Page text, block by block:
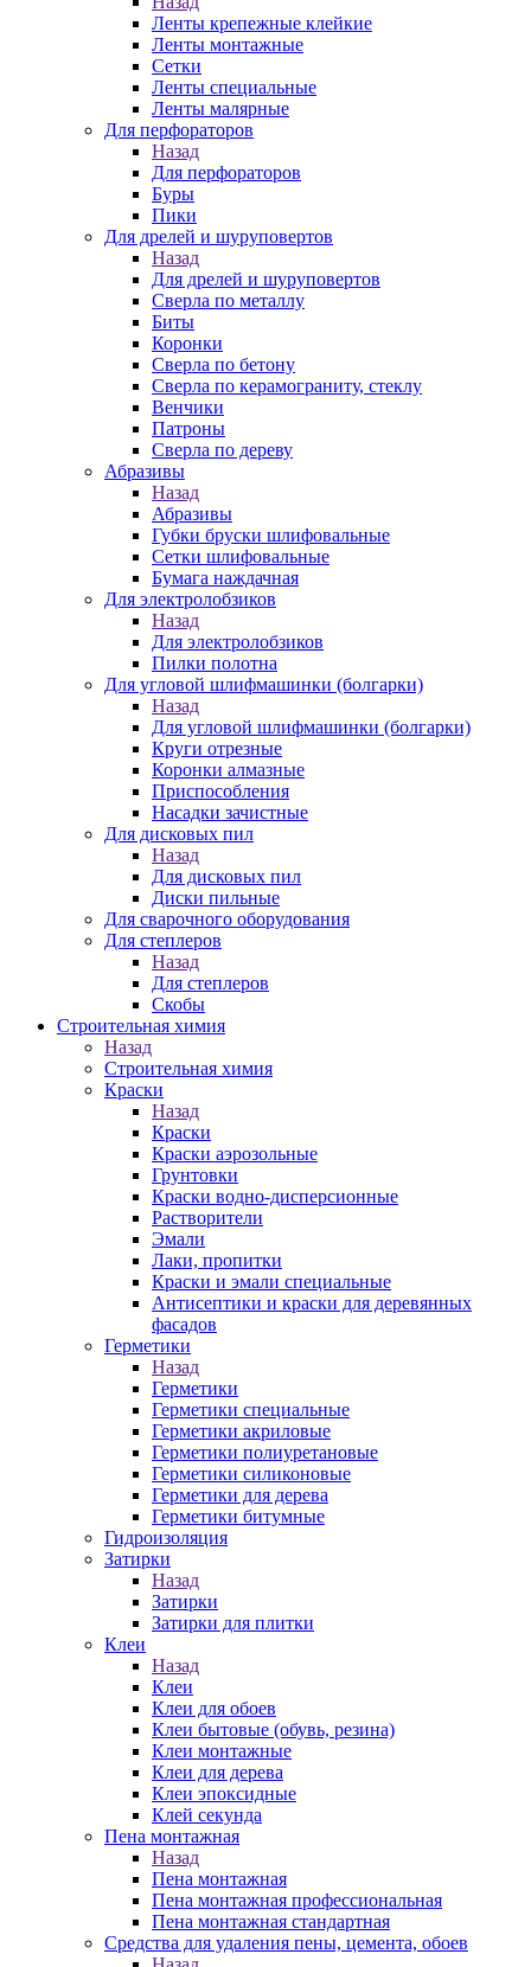
Ленты крепежные клейкие
Ленты монтажные
Сетки
Ленты специальные
Ленты малярные
Для перфораторов
Назад
Для перфораторов
Буры
Пики
Для дрелей и шуруповертов
Назад
Для дрелей и шуруповертов
Сверла по металлу
Биты
Коронки
Сверла по бетону
Сверла по керамограниту, стеклу
Венчики
Патроны
Сверла по дереву
Абразивы
Назад
Абразивы
Губки бруски шлифовальные
Сетки шлифовальные
Бумага наждачная
Для электролобзиков
Назад
Для электролобзиков
Пилки полотна
Для угловой шлифмашинки (болгарки)
Назад
Для угловой шлифмашинки (болгарки)
Круги отрезные
Коронки алмазные
Приспособления
Насадки зачистные
Для дисковых пил
Назад
Для дисковых пил
Диски пильные
Для сварочного оборудования
Для степлеров
Назад
Для степлеров
Скобы
Строительная химия
Назад
Строительная химия
Краски
Назад
Краски
Краски аэрозольные
Грунтовки
Краски водно-дисперсионные
Растворители
Эмали
Лаки, пропитки
Краски и эмали специальные
Антисептики и краски для деревянных
фасадов
Герметики
Назад
Герметики
Герметики специальные
Герметики акриловые
Герметики полиуретановые
Герметики силиконовые
Герметики для дерева
Герметики битумные
Гидроизоляция
Затирки
Назад
Затирки
Затирки для плитки
Клеи
Назад
Клеи
Клеи для обоев
Клеи бытовые (обувь, резина)
Клеи монтажные
Клеи для дерева
Клеи эпоксидные
Клей секунда
Пена монтажная
Назад
Пена монтажная
Пена монтажная профессиональная
Пена монтажная стандартная
Средства для удаления пены, цемента, обоев